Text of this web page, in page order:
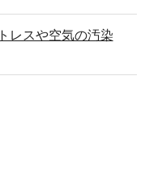
レスや空気の汚染